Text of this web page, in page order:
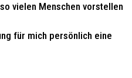
vielen Menschen vorstellen
für mich persönlich eine